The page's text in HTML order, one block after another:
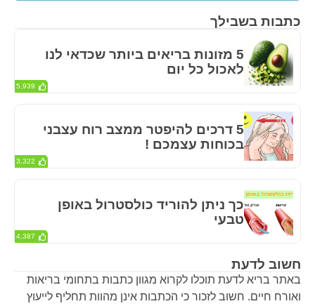
חשוב לדעת
באתר בריא לדעת תוכלו לקרוא מגוון כתבות בתחומי בריאות
ואורח חיים. חשוב לזכור כי הכתבות אינן מהוות תחליף לייעוץ
כתבות בשבילך
5 מזונות בריאים ביותר שכדאי לנו
לאכול כל יום
5,939
5 דרכים להיפטר ממצב רוח עצבני
בכוחות עצמכם !
3,322
כך ניתן להוריד כולסטרול באופן
טבעי
4,387